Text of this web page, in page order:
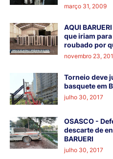
março 31, 2009
AQUI
que iriam para
roubado por
novembro 23,
Torneio deve
basquete em
julho 30, 2017
OSASCO -
descarte de
BARUERI
julho 30, 2017